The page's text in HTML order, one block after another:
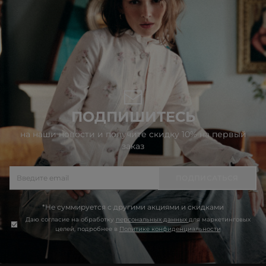
ПОДПИШИТЕСЬ
на наши новости и получите скидку 10% на первый
заказ
*Не суммируется с другими акциями и скидками
Даю согласие на обработку персональных данных для маркетинговых
целей, подробнее в Политике конфиденциальности